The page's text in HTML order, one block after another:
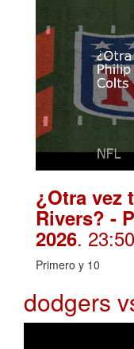
¿Otra vez
Rivers? -
2026. 23:50
Primero y 10
dodgers